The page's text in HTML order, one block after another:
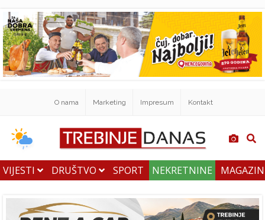
O nama Marketing Impresum Kontakt
VIJESTI DRUŠTVO SPORT NEKRETNINE